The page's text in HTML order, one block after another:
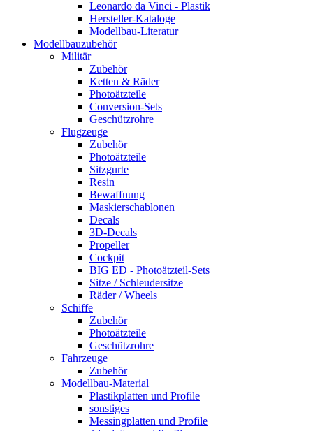
Leonardo da Vinci - Plastik
Hersteller-Kataloge
Modellbau-Literatur
Modellbauzubehör
Militär
Zubehör
Ketten & Räder
Photoätzteile
Conversion-Sets
Geschützrohre
Flugzeuge
Zubehör
Photoätzteile
Sitzgurte
Resin
Bewaffnung
Maskierschablonen
Decals
3D-Decals
Propeller
Cockpit
BIG ED - Photoätzteil-Sets
Sitze / Schleudersitze
Räder / Wheels
Schiffe
Zubehör
Photoätzteile
Geschützrohre
Fahrzeuge
Zubehör
Modellbau-Material
Plastikplatten und Profile
sonstiges
Messingplatten und Profile